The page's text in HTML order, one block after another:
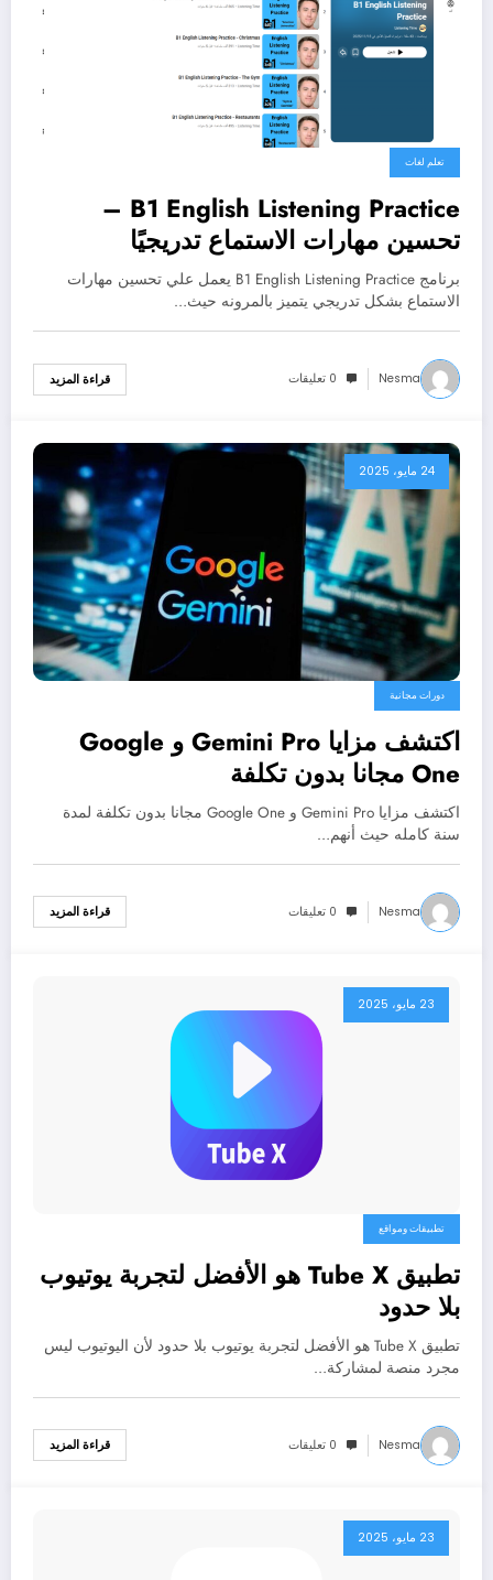
تعلم لغات
B1 English Listening Practice –
تحسين مهارات الاستماع تدريجيًا
للمستوى المتوسط
برنامج B1 English Listening Practice يعمل علي تحسين مهارات
الاستماع بشكل تدريجي يتميز بالمرونه حيث…
Nesma 0 تعليقات قراءة المزيد
24 مايو، 2025
دورات مجانية
اكتشف مزايا Gemini Pro و Google
One مجانا بدون تكلفة
اكتشف مزايا Gemini Pro و Google One مجانا بدون تكلفة لمدة
سنة كامله حيث أنهم…
Nesma 0 تعليقات قراءة المزيد
23 مايو، 2025
تطبيقات ومواقع
تطبيق Tube X هو الأفضل لتجربة يوتيوب
بلا حدود
تطبيق Tube X هو الأفضل لتجربة يوتيوب بلا حدود لأن اليوتيوب ليس
مجرد منصة لمشاركة…
Nesma 0 تعليقات قراءة المزيد
23 مايو، 2025